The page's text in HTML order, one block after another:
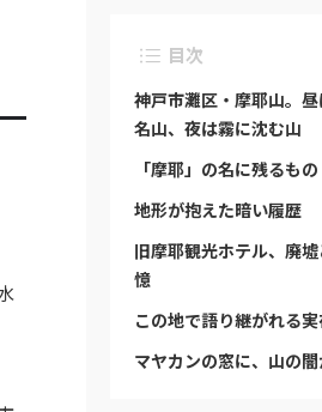
目次
神戸市灘区・摩耶山。
名山、夜は霧に沈む山
「摩耶」の名に残るもの
地形が抱えた暗い履歴
旧摩耶観光ホテル、廃
憶
この地で語り継がれる
マヤカンの窓に、山の